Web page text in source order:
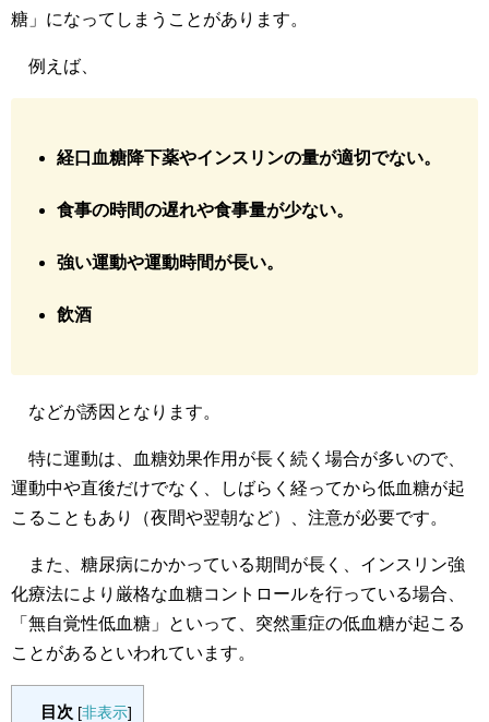
糖」になってしまうことがあります。
例えば、
経口血糖降下薬やインスリンの量が適切でない。
食事の時間の遅れや食事量が少ない。
強い運動や運動時間が長い。
飲酒
などが誘因となります。
特に運動は、血糖効果作用が長く続く場合が多いので、
運動中や直後だけでなく、しばらく経ってから低血糖が起
こることもあり（夜間や翌朝など）、注意が必要です。
また、糖尿病にかかっている期間が長く、インスリン強
化療法により厳格な血糖コントロールを行っている場合、
「無自覚性低血糖」といって、突然重症の低血糖が起こる
ことがあるといわれています。
目次 [非表示]